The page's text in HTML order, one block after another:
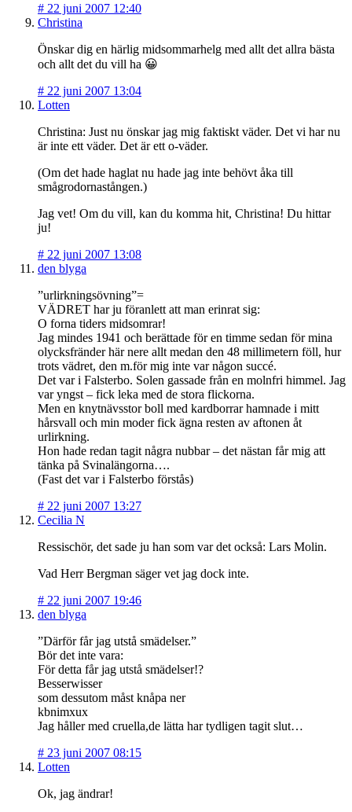
# 22 juni 2007 12:40
Christina
Önskar dig en härlig midsommarhelg med allt det allra bästa
och allt det du vill ha 😀
# 22 juni 2007 13:04
Lotten
Christina: Just nu önskar jag mig faktiskt väder. Det vi har nu
är inte ett väder. Det är ett o-väder.
(Om det hade haglat nu hade jag inte behövt åka till
smågrodornastången.)
Jag vet! Om du vill, kan du komma hit, Christina! Du hittar
ju!
# 22 juni 2007 13:08
den blyga
”urlirkningsövning”=
VÄDRET har ju föranlett att man erinrat sig:
O forna tiders midsomrar!
Jag mindes 1941 och berättade för en timme sedan för mina
olycksfränder här nere allt medan den 48 millimetern föll, hur
trots vädret, den m.för mig inte var någon succé.
Det var i Falsterbo. Solen gassade från en molnfri himmel. Jag
var yngst – fick leka med de stora flickorna.
Men en knytnävsstor boll med kardborrar hamnade i mitt
hårsvall och min moder fick ägna resten av aftonen åt
urlirkning.
Hon hade redan tagit några nubbar – det nästan får mig att
tänka på Svinalängorna….
(Fast det var i Falsterbo förstås)
# 22 juni 2007 13:27
Cecilia N
Ressischör, det sade ju han som var det också: Lars Molin.
Vad Herr Bergman säger vet jag dock inte.
# 22 juni 2007 19:46
den blyga
”Därför får jag utstå smädelser.”
Bör det inte vara:
För detta får jag utstå smädelser!?
Besserwisser
som dessutom måst knåpa ner
kbnimxux
Jag håller med cruella,de lätta har tydligen tagit slut…
# 23 juni 2007 08:15
Lotten
Ok, jag ändrar!